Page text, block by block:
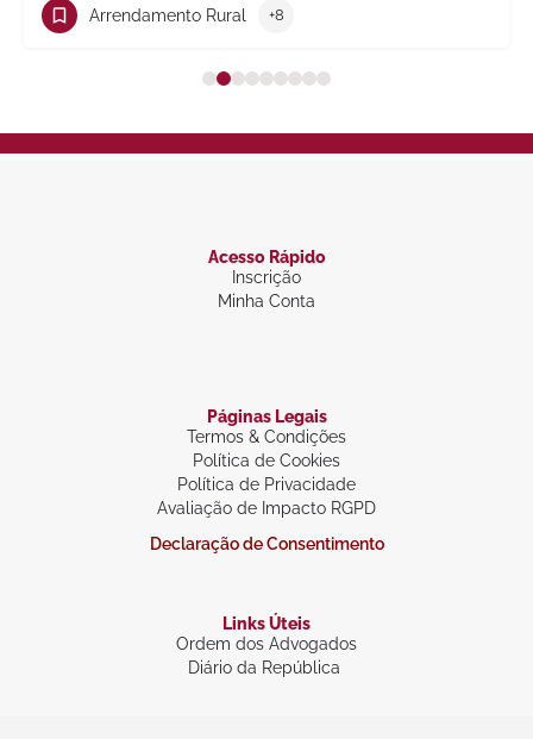
Trabalho
Acesso Rápido
Inscrição
Minha Conta
Páginas Legais
Termos & Condições
Política de Cookies
Política de Privacidade
Avaliação de Impacto RGPD
Declaração de Consentimento
Links Úteis
Ordem dos Advogados
Diário da República